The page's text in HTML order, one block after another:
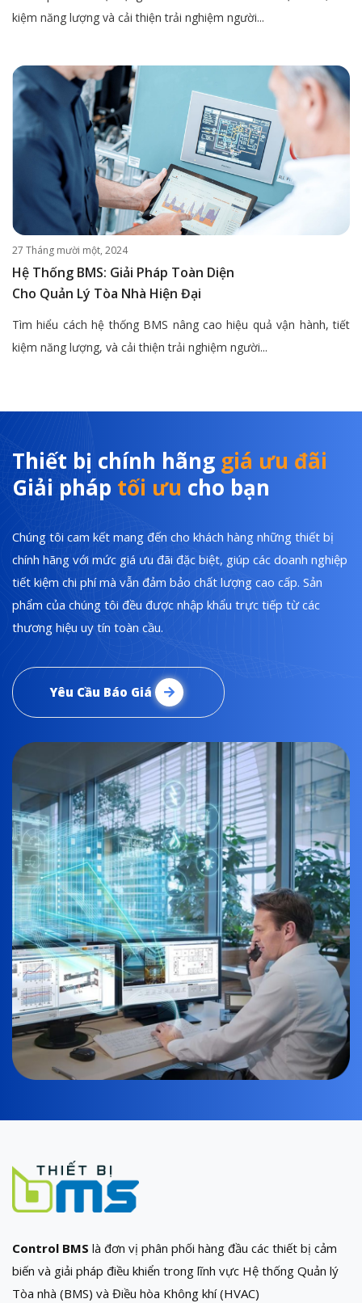
kiệm năng lượng và cải thiện trải nghiệm người...
27 Tháng mười một, 2024
Hệ Thống BMS: Giải Pháp Toàn Diện
Cho Quản Lý Tòa Nhà Hiện Đại
Tìm hiểu cách hệ thống BMS nâng cao hiệu quả vận hành, tiết
kiệm năng lượng, và cải thiện trải nghiệm người...
Thiết bị chính hãng giá ưu đãi
Giải pháp tối ưu cho bạn
Chúng tôi cam kết mang đến cho khách hàng những thiết bị
chính hãng với mức giá ưu đãi đặc biệt, giúp các doanh nghiệp
tiết kiệm chi phí mà vẫn đảm bảo chất lượng cao cấp. Sản
phẩm của chúng tôi đều được nhập khẩu trực tiếp từ các
thương hiệu uy tín toàn cầu.
Yêu Cầu Báo Giá
Control BMS là đơn vị phân phối hàng đầu các thiết bị cảm
biến và giải pháp điều khiển trong lĩnh vực Hệ thống Quản lý
Tòa nhà (BMS) và Điều hòa Không khí (HVAC)